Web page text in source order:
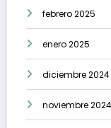
febrero 2025
enero 2025
diciembre 2024
noviembre 2024